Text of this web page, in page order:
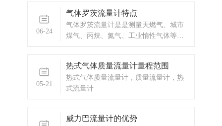
06-24
气体罗茨流量计特点
气体罗茨流量计是是测量天燃气、城市
煤气、丙烷、氮气、工业惰性气体等非
05-21
热式气体质量流量计量程范围
热式气体质量流量计，质量流量计，热
式流量计
威力巴流量计的优势